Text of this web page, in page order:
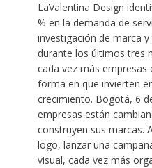
LaValentina Design
% en la demanda de
investigación de marca
durante los últimos tres
cada vez más empresas
forma en que invierten
crecimiento. Bogotá, 6
empresas están
construyen sus marcas.
logo, lanzar una
visual, cada vez más